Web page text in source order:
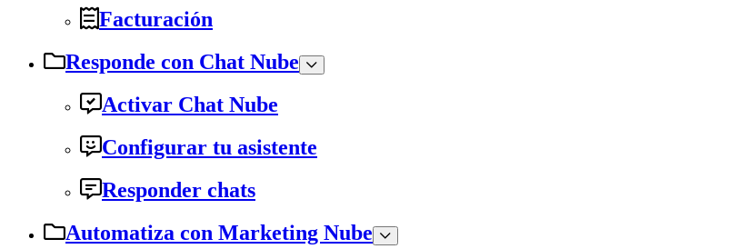
Facturación
Responde con Chat Nube
Activar Chat Nube
Configurar tu asistente
Responder chats
Automatiza con Marketing Nube